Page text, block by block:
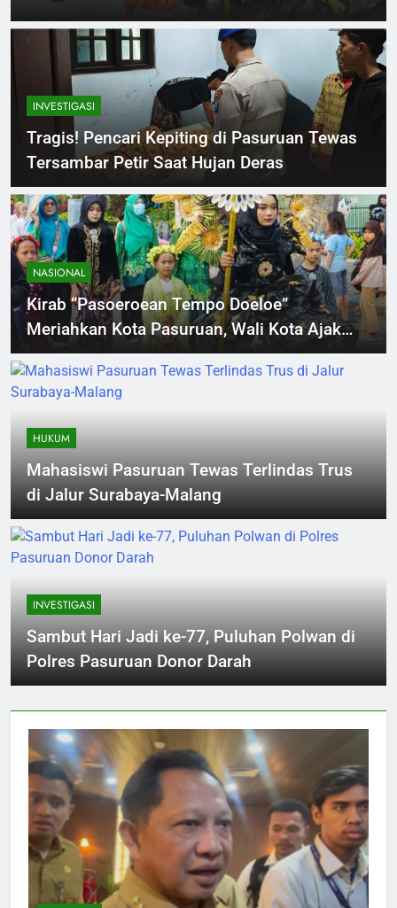
Lestarikan Budaya dan
Dorong Ekonomi Kreatif
INVESTIGASI
Tragis! Pencari Kepiting di Pasuruan Tewas
Tersambar Petir Saat Hujan Deras
NASIONAL
Kirab “Pasoeroean Tempo Doeloe”
Meriahkan Kota Pasuruan, Wali Kota Ajak
Lestarikan Budaya dan Dorong Ekonomi
Kreatif
HUKUM
Mahasiswi Pasuruan Tewas Terlindas Trus
di Jalur Surabaya-Malang
INVESTIGASI
Sambut Hari Jadi ke-77, Puluhan Polwan di
Polres Pasuruan Donor Darah